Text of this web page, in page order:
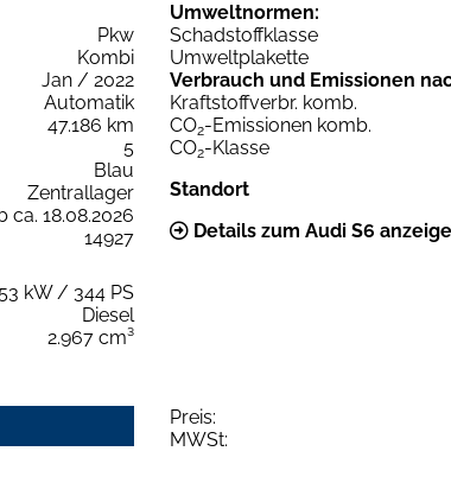
Pkw
Kombi
Jan / 2022
Automatik
47.186 km
5
Blau
Zentrallager
ca. 18.08.2026
14927
kW / 344 PS
Diesel
2.967 cm³
Umweltnormen:
Schadstoffklasse
Umweltplakette
Verbrauch und Emissionen
Kraftstoffverbr. komb.
CO2-Emissionen komb.
CO2-Klasse
Standort
Details zum Audi S6
Preis:
MWSt: